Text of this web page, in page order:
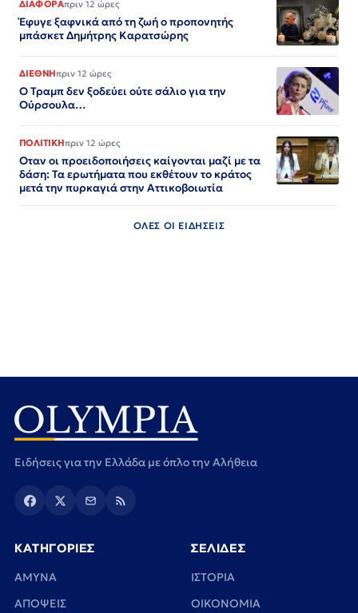
ΔΙΑΦΟΡΑπριν 12 ώρες
Έφυγε ξαφνικά από τη ζωή ο προπονητής
μπάσκετ Δημήτρης Καρατσώρης
ΔΙΕΘΝΗπριν 12 ώρες
Ο Τραμπ δεν ξοδεύει ούτε σάλιο για την
Ούρσουλα…
ΠΟΛΙΤΙΚΗπριν 12 ώρες
Οταν οι προειδοποιήσεις καίγονται μαζί με τα
δάση: Τα ερωτήματα που εκθέτουν το κράτος
μετά την πυρκαγιά στην Αττικοβοιωτία
ΟΛΕΣ ΟΙ ΕΙΔΗΣΕΙΣ
Ειδήσεις για την Ελλάδα με όπλο την Αλήθεια
ΚΑΤΗΓΟΡΙΕΣ
ΑΜΥΝΑ
ΑΠΟΨΕΙΣ
ΣΕΛΙΔΕΣ
ΙΣΤΟΡΙΑ
ΟΙΚΟΝΟΜΙΑ